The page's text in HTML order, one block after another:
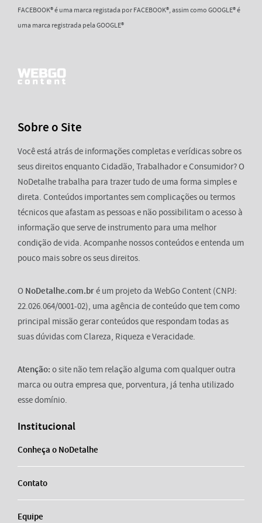
FACEBOOK® é uma marca registada por FACEBOOK®, assim como GOOGLE® é
uma marca registrada pela GOOGLE®
Sobre o Site
Você está atrás de informações completas e verídicas sobre os
seus direitos enquanto Cidadão, Trabalhador e Consumidor? O
NoDetalhe trabalha para trazer tudo de uma forma simples e
direta. Conteúdos importantes sem complicações ou termos
técnicos que afastam as pessoas e não possibilitam o acesso à
informação que serve de instrumento para uma melhor
condição de vida. Acompanhe nossos conteúdos e entenda um
pouco mais sobre os seus direitos.
O NoDetalhe.com.bré um projeto da WebGo Content (CNPJ:
22.026.064/0001-02), uma agência de conteúdo que tem como
principal missão gerar conteúdos que respondam todas as
suas dúvidas com Clareza, Riqueza e Veracidade.
Atenção: o site não tem relação alguma com qualquer outra
marca ou outra empresa que, porventura, já tenha utilizado
esse domínio.
Institucional
Conheça o NoDetalhe
Contato
Equipe